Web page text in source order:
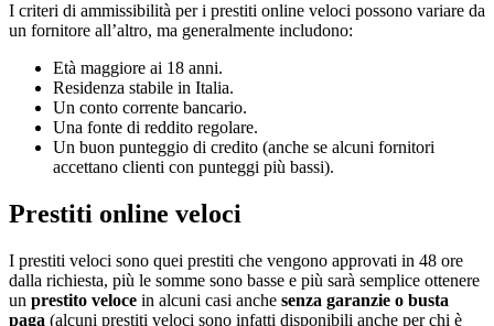
I criteri di ammissibilità per i prestiti online veloci possono variare da
un fornitore all’altro, ma generalmente includono:
Età maggiore ai 18 anni.
Residenza stabile in Italia.
Un conto corrente bancario.
Una fonte di reddito regolare.
Un buon punteggio di credito (anche se alcuni fornitori
accettano clienti con punteggi più bassi).
Prestiti online veloci
I prestiti veloci sono quei prestiti che vengono approvati in 48 ore
dalla richiesta, più le somme sono basse e più sarà semplice ottenere
un prestito veloce in alcuni casi anche senza garanzie o busta
paga (alcuni prestiti veloci sono infatti disponibili anche per chi è